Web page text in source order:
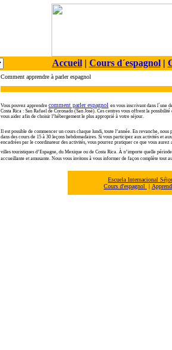
Accueil| Cours d´espagnol|
Comment apprendre à parler espagnol
Vous pouvez apprendre comment parler espagnol en vous inscrivant dans l´une
Costa Rica : San Rafael de Coronado (San José). Ces centres vous offrent la
vous aider afin de choisir l’hébergement le plus approprié à votre séjour.
Il est possible de commencer un cours chaque lundi, toute l’année. En revanche,
dans des cours de 15 à 30 leçons hebdomadaires. Si vous participez aux activités et
encadrées par le coordinateur des activités, vous pourrez pratiquer ce que vous
villes touristiques d’Espagne, du Mexique ou de Costa Rica. À n’importe quelle
accueillante et amusante. Nous vous invitons à vous informer de façon complète tout
Escuela Internacional
Cours d'espagnol
|